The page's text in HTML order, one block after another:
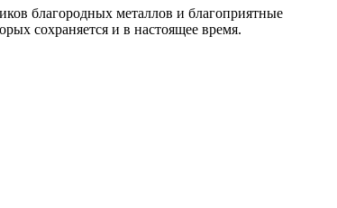
благородных металлов и благоприятные
сохраняется и в настоящее время.